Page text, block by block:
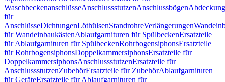
WaschbeckenanschlüsseAnschlussstutzenAnschlussbögen
für
AnschlüsseDichtungenLöthülsenStandrohreVerlängerungen
für WandeinbaukästenAblaufgarnituren für SpülbeckenErsatzteile
für Ablaufgarnituren für SpülbeckenRohrbogensiphonsErsatzteile
für RohrbogensiphonsDoppelkammersiphonsErsatzteile für
DoppelkammersiphonsAnschlussstutzenErsatzteile für
AnschlussstutzenZubehörErsatzteile für ZubehörAblaufgarnituren
für GeräteErsatzteile für Ablaufgarnituren für